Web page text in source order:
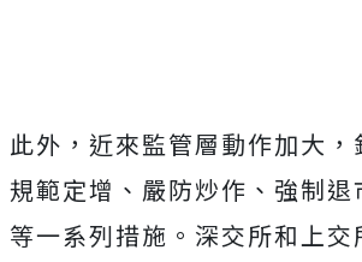
此外，近來監管層動作加大
規範定增、嚴防炒作、強制退
等一系列措施。深交所和上